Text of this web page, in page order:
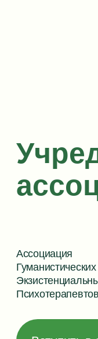
Ассоциация
Гуманистических и